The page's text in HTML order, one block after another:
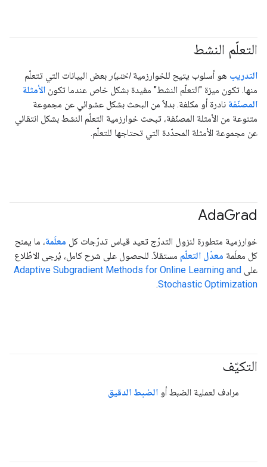
التعلّم النشط
التدريب هو أسلوب يتيح للخوارزميةاختيار بعض البيانات التي تتعلّم
منها. تكون ميزة "التعلّم النشط" مفيدة بشكل خاص عندما تكون الأمثلة
المصنّفة نادرة أو مكلفة. بدلاً من البحث بشكل عشوائي عن مجموعة
متنوعة من الأمثلة المصنّفة، تبحث خوارزمية التعلّم النشط بشكل انتقائي
عن مجموعة الأمثلة المحدّدة التي تحتاجها للتعلّم.
AdaGrad
خوارزمية متطورة لنزول التدرّج تعيد قياس تدرّجات كل معلَمة، ما يمنح
كل معلَمة معدّل التعلّم مستقلاً. للحصول على شرح كامل، يُرجى الاطّلاع
على Adaptive Subgradient Methods for Online Learning and
Stochastic Optimization
.
التكيّف
مرادف لعملية الضبط أو الضبط الدقيق